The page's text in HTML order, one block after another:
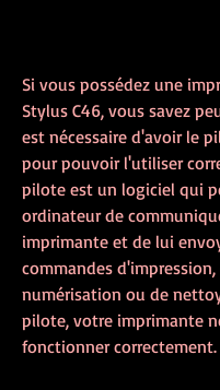
Si vous possédez une
Stylus C46, vous savez
est nécessaire d'avoir le
pour pouvoir l'utiliser
pilote est un logiciel qui
ordinateur de
imprimante et de lui
commandes d'impression,
numérisation ou de
pilote, votre imprimante
fonctionner correctement.